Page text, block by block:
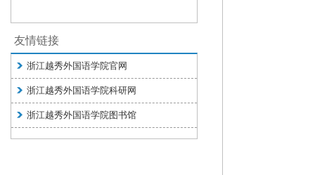
友情链接
浙江越秀外国语学院官网
浙江越秀外国语学院科研网
浙江越秀外国语学院图书馆